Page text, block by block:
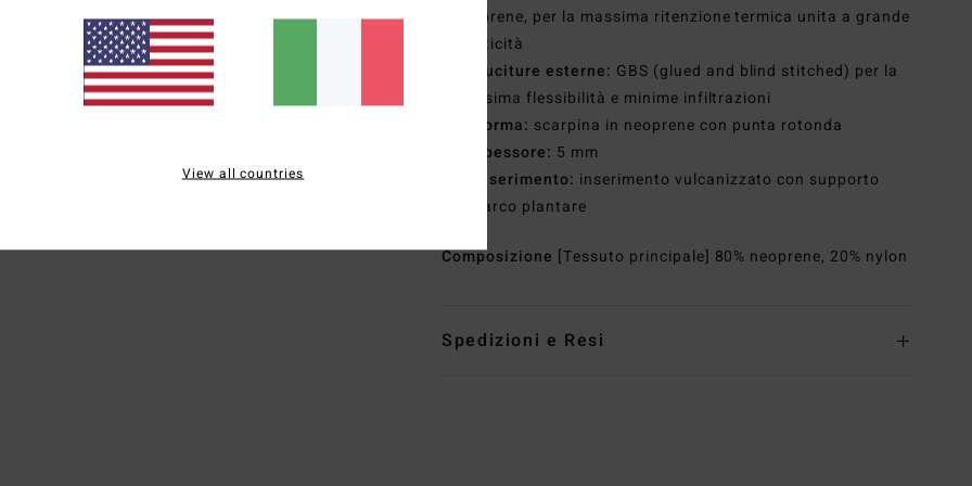
neoprene, per la massima ritenzione termica unita a grande
elasticità
Cuciture esterne: GBS (glued and blind stitched) per la
massima flessibilità e minime infiltrazioni
Forma: scarpina in neoprene con punta rotonda
Spessore: 5 mm
Inserimento: inserimento vulcanizzato con supporto
dell'arco plantare
Composizione [Tessuto principale] 80% neoprene, 20% nylon
Spedizioni e Resi
View all countries